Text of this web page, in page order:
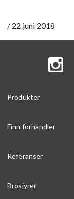
/ 22.juni 2018
Produkter
Finn forhandler
Referanser
Brosjyrer